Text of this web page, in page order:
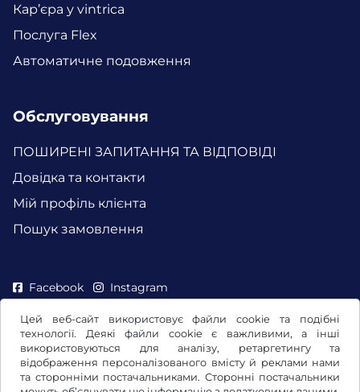
Цей веб-сайт використовує файли cookie та подібні
технології. Деякі файли cookie є важливими, а інші
використовуються для аналізу, ретаргетингу та
відображення персоналізованого вмісту й реклами нами
та сторонніми постачальниками. Сторонні постачальники
Кар’єра у vintrica
Послуга Flex
Автоматичне подовження
Обслуговування
ПОШИРЕНІ ЗАПИТАННЯ ТА ВІДПОВІДІ
Довідка та контакти
Мій профіль клієнта
Пошук замовлення
Facebook Instagram